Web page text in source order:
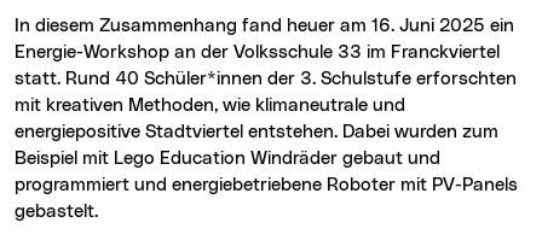
Energie-Workshop an der Volksschule 33 im Franckviertel
statt. Rund 40 Schüler*innen der 3. Schulstufe erforschten
mit kreativen Methoden, wie klimaneutrale und
energiepositive Stadtviertel entstehen. Dabei wurden zum
Beispiel mit Lego Education Windräder gebaut und
programmiert und energiebetriebene Roboter mit PV-Panels
gebastelt.